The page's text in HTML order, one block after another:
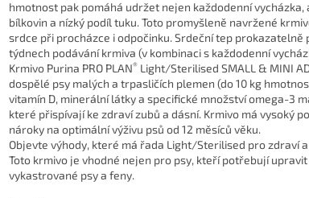
hmotnost pak pomáhá udržet nejen každodenní vycházka,
bílkovin a nízký podíl tuku. Toto promyšleně navržené
srdce při procházce i odpočinku. Srdeční tep prokazatelně
týdnech podávání krmiva (v kombinaci s každodenní
Krmivo Purina PRO PLAN® Light/Sterilised SMALL & MINI
dospělé psy malých a trpasličích plemen (do 10 kg
vitamín D, minerální látky a specifické množství omega-3
které přispívají ke zdraví zubů a dásní. Krmivo má vysoký
nároky na optimální výživu psů od 12 měsíců věku.
Objevte výhody, které má řada Light/Sterilised pro zdraví
Toto krmivo je vhodné nejen pro psy, kteří potřebují
vykastrované psy a feny.